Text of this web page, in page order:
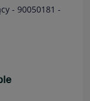
- 90050181 -